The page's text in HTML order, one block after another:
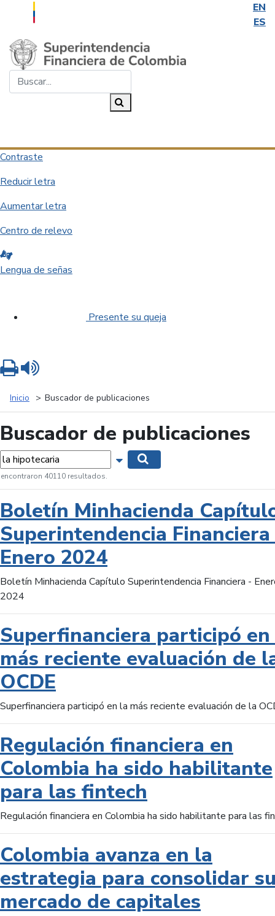
EN
ES
Saltar al contenido principal
Contraste
Reducir letra
Aumentar letra
Centro de relevo
Lengua de señas
Presente su queja
Inicio Buscador de publicaciones
Buscador de publicaciones
Mostrar opciones de búsqueda
encontraron 40110 resultados.
Boletín Minhacienda
Superintendencia
Enero 2024
Boletín Minhacienda Capítulo Superintendencia Financiera -
2024
Superfinanciera participó
más reciente evaluación de
OCDE
Superfinanciera participó en la más reciente evaluación de la
Regulación financiera en
Colombia ha sido habilitante
para las fintech
Regulación financiera en Colombia ha sido habilitante para las
Colombia avanza en la
estrategia para consolidar
mercado de capitales
Imprimir